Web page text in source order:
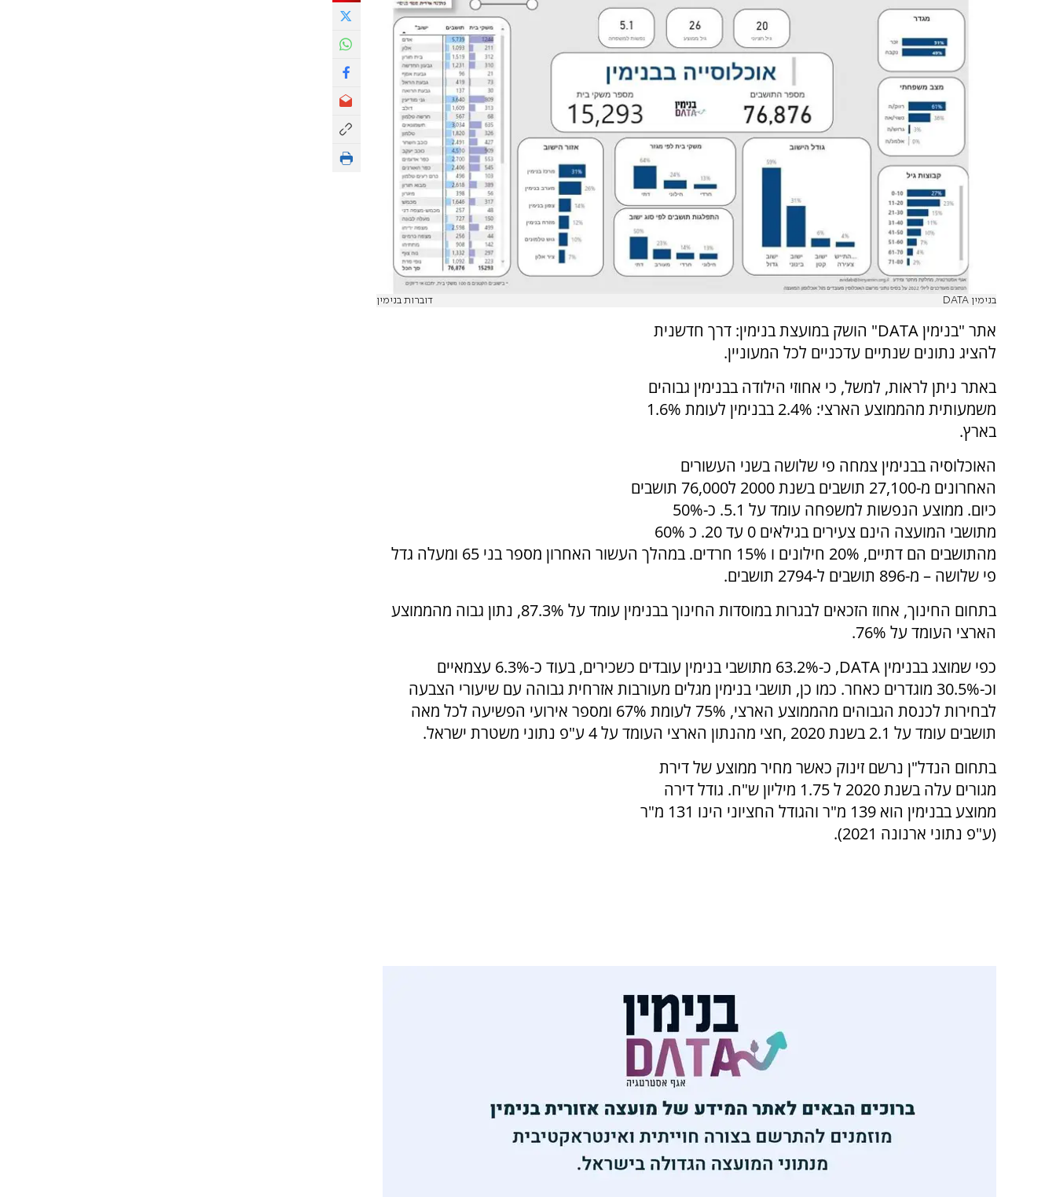
בנימין DATA דוברות בנימין
אתר "בנימין DATA" הושק במועצת בנימין: דרך חדשנית
להציג נתונים שנתיים עדכניים לכל המעוניין.
באתר ניתן לראות, למשל, כי אחוזי הילודה בבנימין גבוהים
משמעותית מהממוצע הארצי: 2.4% בבנימין לעומת 1.6%
בארץ.
האוכלוסיה בבנימין צמחה פי שלושה בשני העשורים
האחרונים מ-27,100 תושבים בשנת 2000 ל76,000 תושבים
כיום. ממוצע הנפשות למשפחה עומד על 5.1. כ-50%
מתושבי המועצה הינם צעירים בגילאים 0 עד 20. כ 60%
מהתושבים הם דתיים, 20% חילונים ו 15% חרדים. במהלך העשור האחרון מספר בני 65 ומעלה גדל
פי שלושה – מ-896 תושבים ל-2794 תושבים.
בתחום החינוך, אחוז הזכאים לבגרות במוסדות החינוך בבנימין עומד על 87.3%, נתון גבוה מהממוצע
הארצי העומד על 76%.
כפי שמוצג בבנימין DATA, כ-63.2% מתושבי בנימין עובדים כשכירים, בעוד כ-6.3% עצמאיים
וכ-30.5% מוגדרים כאחר. כמו כן, תושבי בנימין מגלים מעורבות אזרחית גבוהה עם שיעורי הצבעה
לבחירות לכנסת הגבוהים מהממוצע הארצי, 75% לעומת 67% ומספר אירועי הפשיעה לכל מאה
תושבים עומד על 2.1 בשנת 2020 ,חצי מהנתון הארצי העומד על 4 ע"פ נתוני משטרת ישראל.
בתחום הנדל"ן נרשם זינוק כאשר מחיר ממוצע של דירת
מגורים עלה בשנת 2020 ל 1.75 מיליון ש"ח. גודל דירה
ממוצע בבנימין הוא 139 מ"ר והגודל החציוני הינו 131 מ"ר
(ע"פ נתוני ארנונה 2021).